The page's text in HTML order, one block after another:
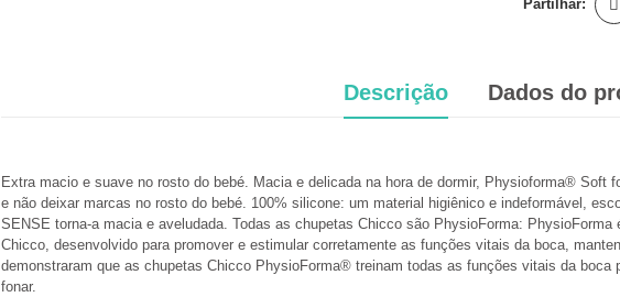
Partilhar:
Descrição Dados do
Extra macio e suave no rosto do bebé. Macia e delicada na hora de dormir, Physioforma® Soft
e não deixar marcas no rosto do bebé. 100% silicone: um material higiênico e indeformável,
SENSE torna-a macia e aveludada. Todas as chupetas Chicco são PhysioForma:
Chicco, desenvolvido para promover e estimular corretamente as funções vitais da boca,
demonstraram que as chupetas Chicco PhysioForma® treinam todas as funções vitais da boca
fonar.